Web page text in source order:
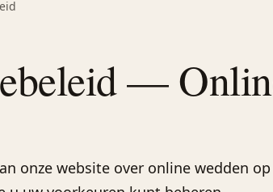
—
onze website over online wedden